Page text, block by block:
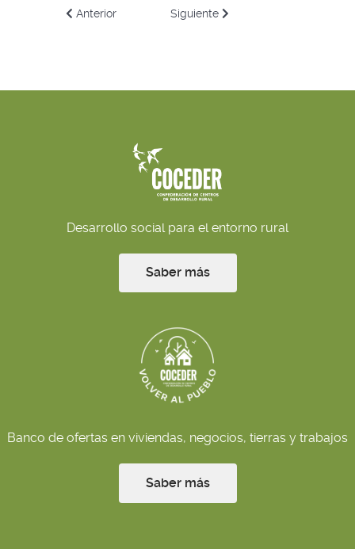
Artículo anterior: Un nuevo itinerario comienza en
Anterior Artículo siguiente: COCEDER
Siguiente
Desarrollo social para el entorno rural
Saber más
Banco de ofertas en viviendas, negocios, tierras y trabajos
Saber más